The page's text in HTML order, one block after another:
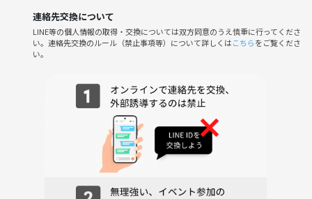
連絡先交換について
LINE等の個人情報の取得・交換については双方同意のうえ慎重に行ってくださ
い。連絡先交換のルール（禁止事項等）について詳しくはこちらをご覧くださ
い。